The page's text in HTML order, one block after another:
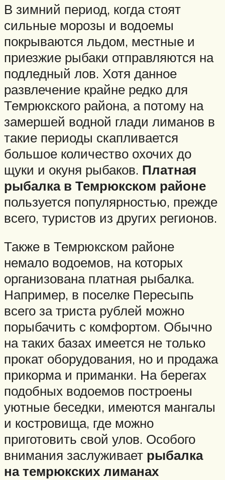
В зимний период, когда стоят
сильные морозы и водоемы
покрываются льдом, местные и
приезжие рыбаки отправляются на
подледный лов. Хотя данное
развлечение крайне редко для
Темрюкского района, а потому на
замершей водной глади лиманов в
такие периоды скапливается
большое количество охочих до
щуки и окуня рыбаков. Платная
рыбалка в Темрюкском районе
пользуется популярностью, прежде
всего, туристов из других регионов.
Также в Темрюкском районе
немало водоемов, на которых
организована платная рыбалка.
Например, в поселке Пересыпь
всего за триста рублей можно
порыбачить с комфортом. Обычно
на таких базах имеется не только
прокат оборудования, но и продажа
прикорма и приманки. На берегах
подобных водоемов построены
уютные беседки, имеются мангалы
и костровища, где можно
приготовить свой улов. Особого
внимания заслуживает рыбалка
на темрюкских лиманах